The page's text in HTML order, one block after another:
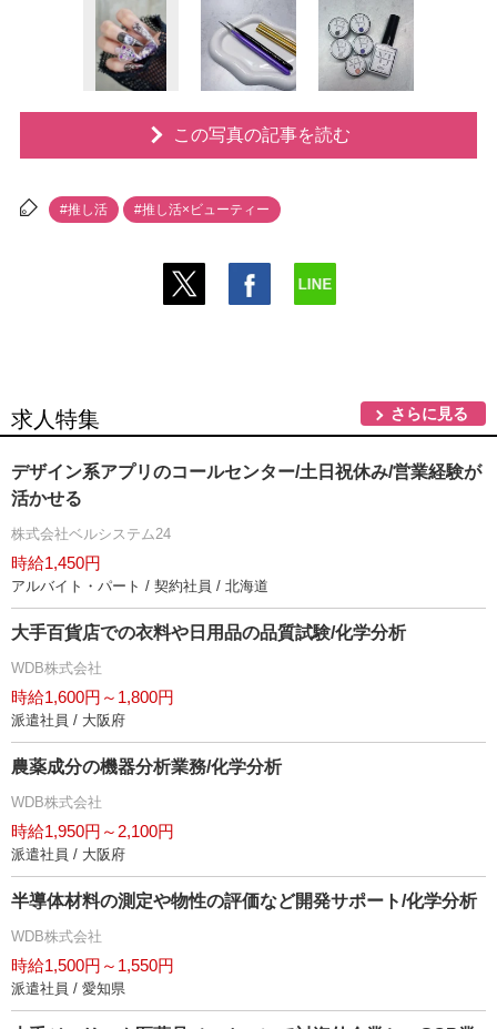
この写真の記事を読む
#推し活 #推し活×ビューティー
求人特集 さらに見る
デザイン系アプリのコールセンター/土日祝休み/営業経験が
活かせる
株式会社ベルシステム24
時給1,450円
アルバイト・パート / 契約社員 / 北海道
大手百貨店での衣料や日用品の品質試験/化学分析
WDB株式会社
時給1,600円～1,800円
派遣社員 / 大阪府
農薬成分の機器分析業務/化学分析
WDB株式会社
時給1,950円～2,100円
派遣社員 / 大阪府
半導体材料の測定や物性の評価など開発サポート/化学分析
WDB株式会社
時給1,500円～1,550円
派遣社員 / 愛知県